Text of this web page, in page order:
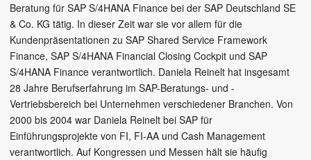
Beratung für SAP S/4HANA Finance bei der SAP Deutschland SE
& Co. KG tätig. In dieser Zeit war sie vor allem für die
Kundenpräsentationen zu SAP Shared Service Framework
Finance, SAP S/4HANA Financial Closing Cockpit und SAP
S/4HANA Finance verantwortlich. Daniela Reinelt hat insgesamt
28 Jahre Berufserfahrung im SAP-Beratungs- und -
Vertriebsbereich bei Unternehmen verschiedener Branchen. Von
2000 bis 2004 war Daniela Reinelt bei SAP für
Einführungsprojekte von FI, FI-AA und Cash Management
verantwortlich. Auf Kongressen und Messen hält sie häufig